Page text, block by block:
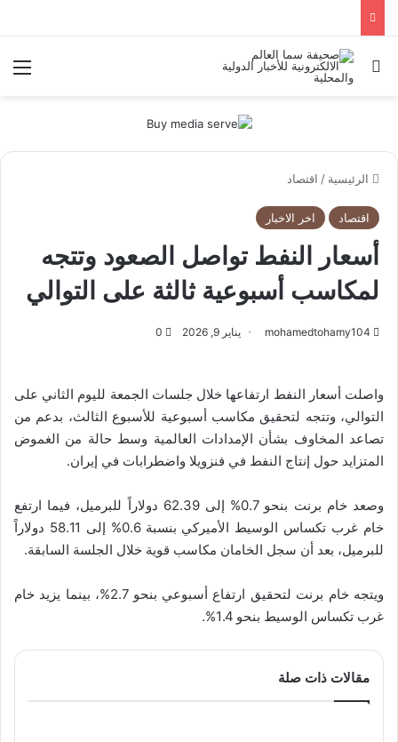
بحث عن
الرئيسية / اقتصاد
اقتصاد اخر الاخبار
أسعار النفط تواصل الصعود وتتجه
لمكاسب أسبوعية ثالثة على التوالي
mohamedtohamy104 يناير 9, 2026 0
واصلت أسعار النفط ارتفاعها خلال جلسات الجمعة لليوم الثاني على
التوالي، وتتجه لتحقيق مكاسب أسبوعية للأسبوع الثالث، بدعم من
تصاعد المخاوف بشأن الإمدادات العالمية وسط حالة من الغموض
المتزايد حول إنتاج النفط في فنزويلا واضطرابات في إيران.
وصعد خام برنت بنحو 0.7% إلى 62.39 دولاراً للبرميل، فيما ارتفع
خام غرب تكساس الوسيط الأميركي بنسبة 0.6% إلى 58.11 دولاراً
للبرميل، بعد أن سجل الخامان مكاسب قوية خلال الجلسة السابقة.
ويتجه خام برنت لتحقيق ارتفاع أسبوعي بنحو 2.7%، بينما يزيد خام
غرب تكساس الوسيط بنحو 1.4%.
مقالات ذات صلة